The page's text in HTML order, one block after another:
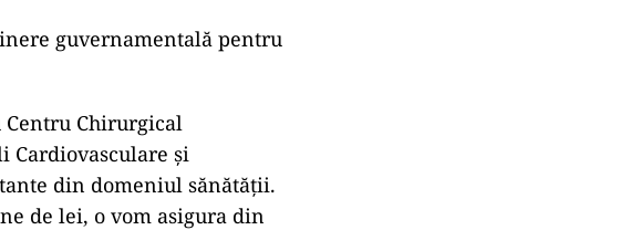
guvernamentală pentru
Chirurgical
Cardiovasculare şi
din domeniul sănătăţii.
de lei, o vom asigura din